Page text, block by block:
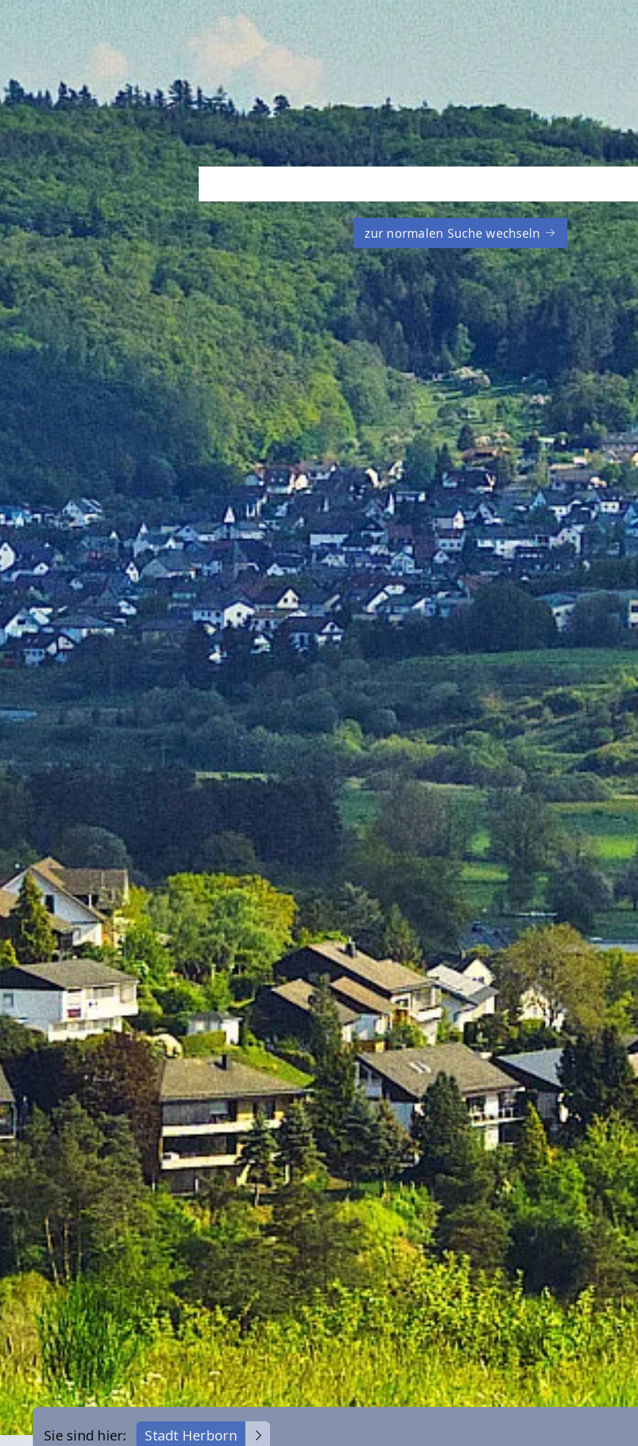
zur normalen Suche wechseln
Sie sind hier: Stadt Herborn